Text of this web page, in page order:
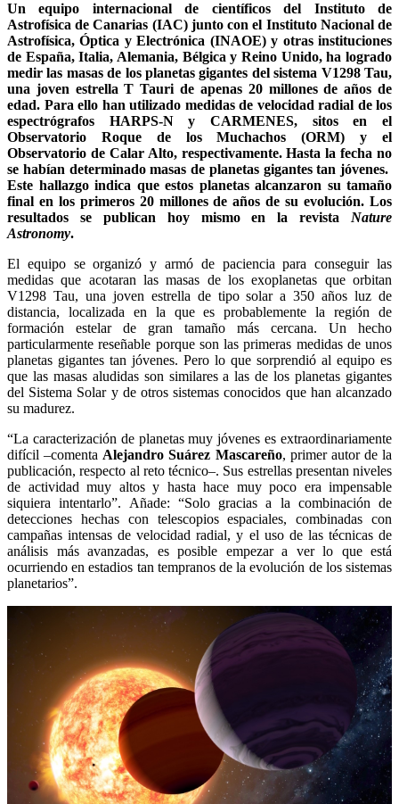
Un equipo internacional de científicosdel Instituto de
Astrofísica de Canarias (IAC) junto con el Instituto Nacional de
Astrofísica, Óptica y Electrónica (INAOE) y otras instituciones
de España, Italia, Alemania, Bélgica y Reino Unido, ha logrado
medir las masas de los planetas gigantes del sistema V1298 Tau,
una joven estrella T Tauri de apenas 20 millones de años de
edad. Para ello han utilizado medidas de velocidad radial de los
espectrógrafos HARPS-Ny CARMENES, sitos en el
Observatorio Roque de los Muchachos (ORM) y el
Observatorio de Calar Alto, respectivamente. Hasta la fecha no
se habían determinado masas de planetas gigantes tan jóvenes.
Este hallazgo indica que estos planetas alcanzaron su tamaño
final en los primeros 20 millones de años de su evolución. Los
resultados se publican hoy mismo en la revista Nature
Astronomy.
El equipo se organizó y armó de paciencia para conseguir las
medidas que acotaran las masas de los exoplanetas que orbitan
V1298 Tau, una joven estrella de tipo solar a 350 años luz de
distancia, localizada en la que es probablemente la región de
formación estelar de gran tamaño más cercana. Un hecho
particularmente reseñable porque son las primeras medidas de unos
planetas gigantes tan jóvenes. Pero lo que sorprendió al equipo es
que las masas aludidas son similares a las de los planetas gigantes
del Sistema Solar y de otros sistemas conocidos que han alcanzado
su madurez.
“La caracterización de planetas muy jóvenes es extraordinariamente
difícil –comenta Alejandro Suárez Mascareño, primer autor de la
publicación, respecto al reto técnico­–. Sus estrellas presentan niveles
de actividad muy altos y hasta hace muy poco era impensable
siquiera intentarlo”. Añade: “Solo gracias a la combinación de
detecciones hechas con telescopios espaciales, combinadas con
campañas intensas de velocidad radial, y el uso de las técnicas de
análisis más avanzadas, es posible empezar a ver lo que está
ocurriendo en estadios tan tempranos de la evolución de los sistemas
planetarios”.